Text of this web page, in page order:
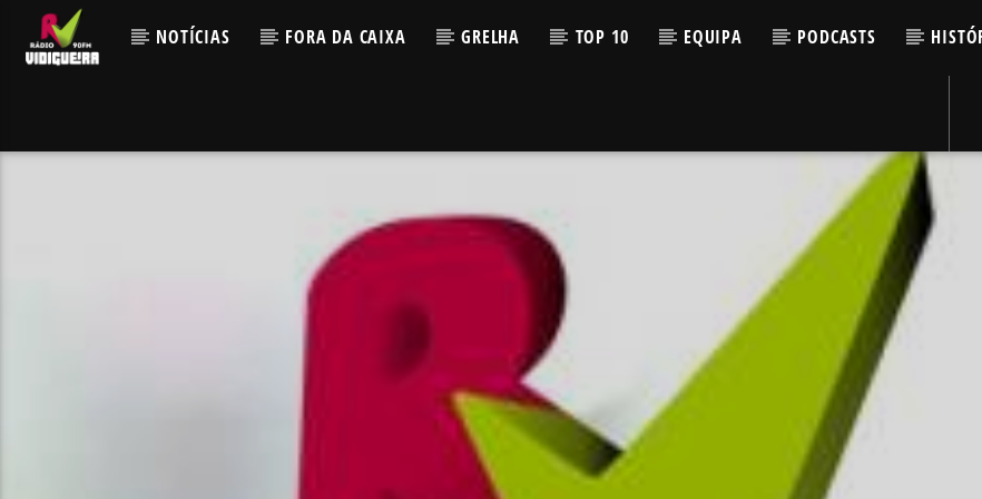
NOTÍCIAS FORA DA CAIXA GRELHA TOP 10 EQUIPA PODCASTS